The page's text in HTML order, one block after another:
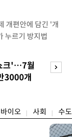
개편안에 담긴 '개
누르기 방지법
통령은 이날 참모
및 주가 누르기 방
한 내용을 보고 받
과
크'…7월
3000개
이오 사회 수